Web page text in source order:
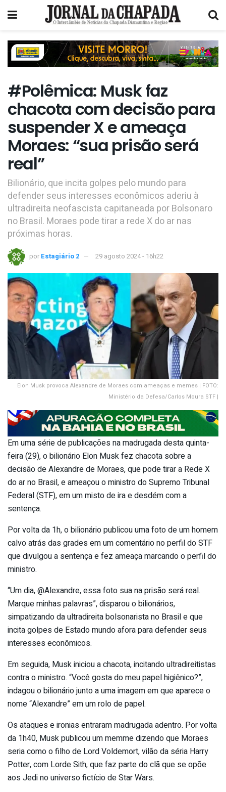
#Polêmica: Musk faz
chacota com decisão para
suspender X e ameaça
Moraes: “sua prisão será
real”
Bilionário, que incita golpes pelo mundo para
defender seus interesses econômicos aderiu à
ultradireita neofascista capitaneada por Bolsonaro
no Brasil. Moraes pode tirar a rede X do ar nas
próximas horas.
por Estagiário 2 29 agosto 2024 - 16h22
Elon Musk provoca Alexandre de Moraes com ameaças e memes | FOTO:
Ministério da Defesa/Carlos Moura STF |
Em uma série de publicações na madrugada desta quinta-
feira (29), o bilionário Elon Musk fez chacota sobre a
decisão de Alexandre de Moraes, que pode tirar a Rede X
do ar no Brasil, e ameaçou o ministro do Supremo Tribunal
Federal (STF), em um misto de ira e desdém com a
sentença.
Por volta da 1h, o bilionário publicou uma foto de um homem
calvo atrás das grades em um comentário no perfil do STF
que divulgou a sentença e fez ameaça marcando o perfil do
ministro.
“Um dia, @Alexandre, essa foto sua na prisão será real.
Marque minhas palavras”, disparou o bilionários,
simpatizando da ultradireita bolsonarista no Brasil e que
incita golpes de Estado mundo afora para defender seus
interesses econômicos.
Em seguida, Musk iniciou a chacota, incitando ultradireitistas
contra o ministro. “Você gosta do meu papel higiênico?”,
indagou o bilionário junto a uma imagem em que aparece o
nome “Alexandre” em um rolo de papel.
Os ataques e ironias entraram madrugada adentro. Por volta
da 1h40, Musk publicou um memme dizendo que Moraes
seria como o filho de Lord Voldemort, vilão da séria Harry
Potter, com Lorde Sith, que faz parte do clã que se opõe
aos Jedi no universo fictício de Star Wars.